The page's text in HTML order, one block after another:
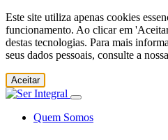
Este site utiliza apenas cookies
funcionamento. Ao clicar em
destas tecnologias. Para mais
seus dados pessoais, consulte a nossa
Aceitar
Quem Somos